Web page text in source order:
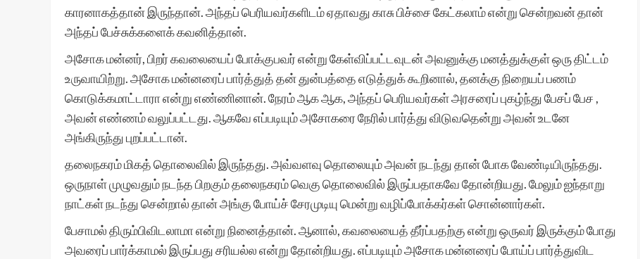
காரனாகத்தான் இருந்தான். அந்தப் பெரியவர்களிடம் ஏதாவது காசு பிச்சை கேட்கலாம் என்று சென்றவன் தான்
அந்தப் பேச்சுக்களைக் கவனித்தான்.
அசோக மன்னர், பிறர் கவலையைப் போக்குபவர் என்று கேள்விப்பட்டவுடன் அவனுக்கு மனத்துக்குள் ஒரு திட்டம்
உருவாயிற்று. அசோக மன்னரைப் பார்த்துத் தன் துன்பத்தை எடுத்துக் கூறினால், தனக்கு நிறையப் பணம்
கொடுக்கமாட்டாரா என்று எண்ணினான். நேரம் ஆக ஆக, அந்தப் பெரியவர்கள் அரசரைப் புகழ்ந்து பேசப் பேச ,
அவன் எண்ணம் வலுப்பட்டது. ஆகவே எப்படியும் அசோகரை நேரில் பார்த்து விடுவதென்று அவன் உடனே
அங்கிருந்து புறப்பட்டான்.
தலைநகரம் மிகத் தொலைவில் இருந்தது. அவ்வளவு தொலையும் அவன் நடந்து தான் போக வேண்டியிருந்தது.
ஒருநாள் முழுவதும் நடந்த பிறகும் தலைநகரம் வெகு தொலைவில் இருப்பதாகவே தோன்றியது. மேலும் ஐந்தாறு
நாட்கள் நடந்து சென்றால் தான் அங்கு போய்ச் சேரமுடியு மென்று வழிப்போக்கர்கள் சொன்னார்கள்.
பேசாமல் திரும்பிவிடலாமா என்று நினைத்தான். ஆனால், கவலையைத் தீர்ப்பதற்கு என்று ஒருவர் இருக்கும் போது
அவரைப் பார்க்காமல் இருப்பது சரியல்ல என்று தோன்றியது. எப்படியும் அசோக மன்னரைப் போய்ப் பார்த்துவிட
விஜி ரமேஷ்